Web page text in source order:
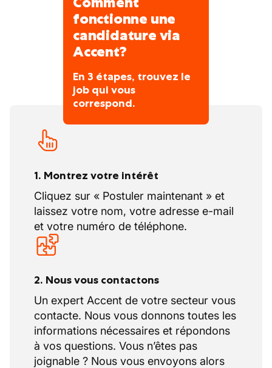
fonctionne une
candidature via
Accent?
En 3 étapes, trouvez le
job qui vous
correspond.
1. Montrez votre intérêt
Cliquez sur « Postuler maintenant » et
laissez votre nom, votre adresse e-mail
et votre numéro de téléphone.
2. Nous vous contactons
Un expert Accent de votre secteur vous
contacte. Nous vous donnons toutes les
informations nécessaires et répondons
à vos questions. Vous n’êtes pas
joignable ? Nous vous envoyons alors